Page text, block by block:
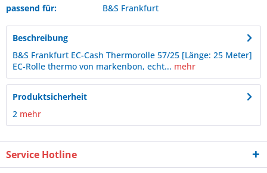
passend für:
B&S Frankfurt
Beschreibung
B&S Frankfurt EC-Cash Thermorolle 57/25 [Länge: 25 Meter]
EC-Rolle thermo von markenbon, echt... mehr
Produktsicherheit
2 mehr
Service Hotline